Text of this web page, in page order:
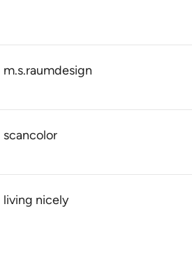
m.s.raumdesign
scancolor
living nicely